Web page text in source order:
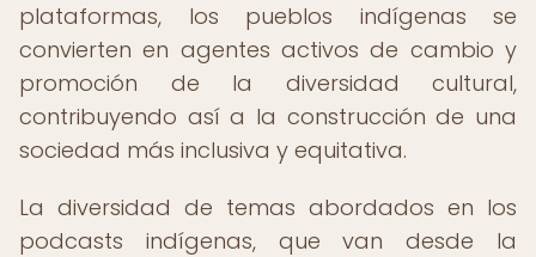
plataformas, los pueblos indígenas se
convierten en agentes activos de cambio y
promoción de la diversidad cultural,
contribuyendo así a la construcción de una
sociedad más inclusiva y equitativa.
La diversidad de temas abordados en los
podcasts indígenas, que van desde la